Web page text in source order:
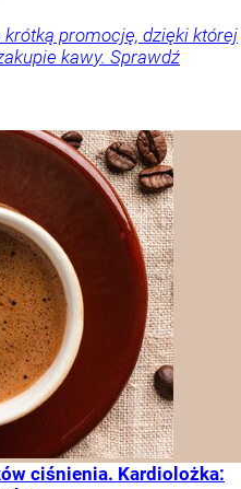
promocję, dzięki której
kawy. Sprawdź
ciśnienia. Kardiolożka: